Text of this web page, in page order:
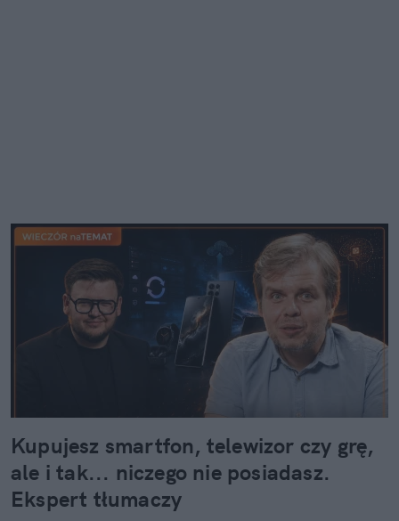
Kupujesz smartfon, telewizor czy grę,
ale i tak... niczego nie posiadasz.
Ekspert tłumaczy